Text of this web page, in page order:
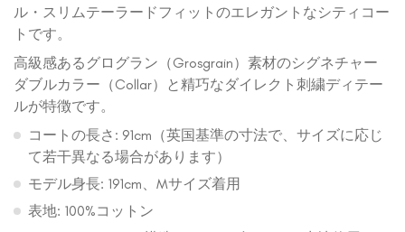
ル・スリムテーラードフィットのエレガントなシティコー
トです。
高級感あるグログラン（Grosgrain）素材のシグネチャー
ダブルカラー（Collar）と精巧なダイレクト刺繍ディテー
ルが特徴です。
コートの長さ: 91cm（英国基準の寸法で、サイズに応じ
て若干異なる場合があります）
モデル身長: 191cm、Mサイズ着用
表地: 100%コットン